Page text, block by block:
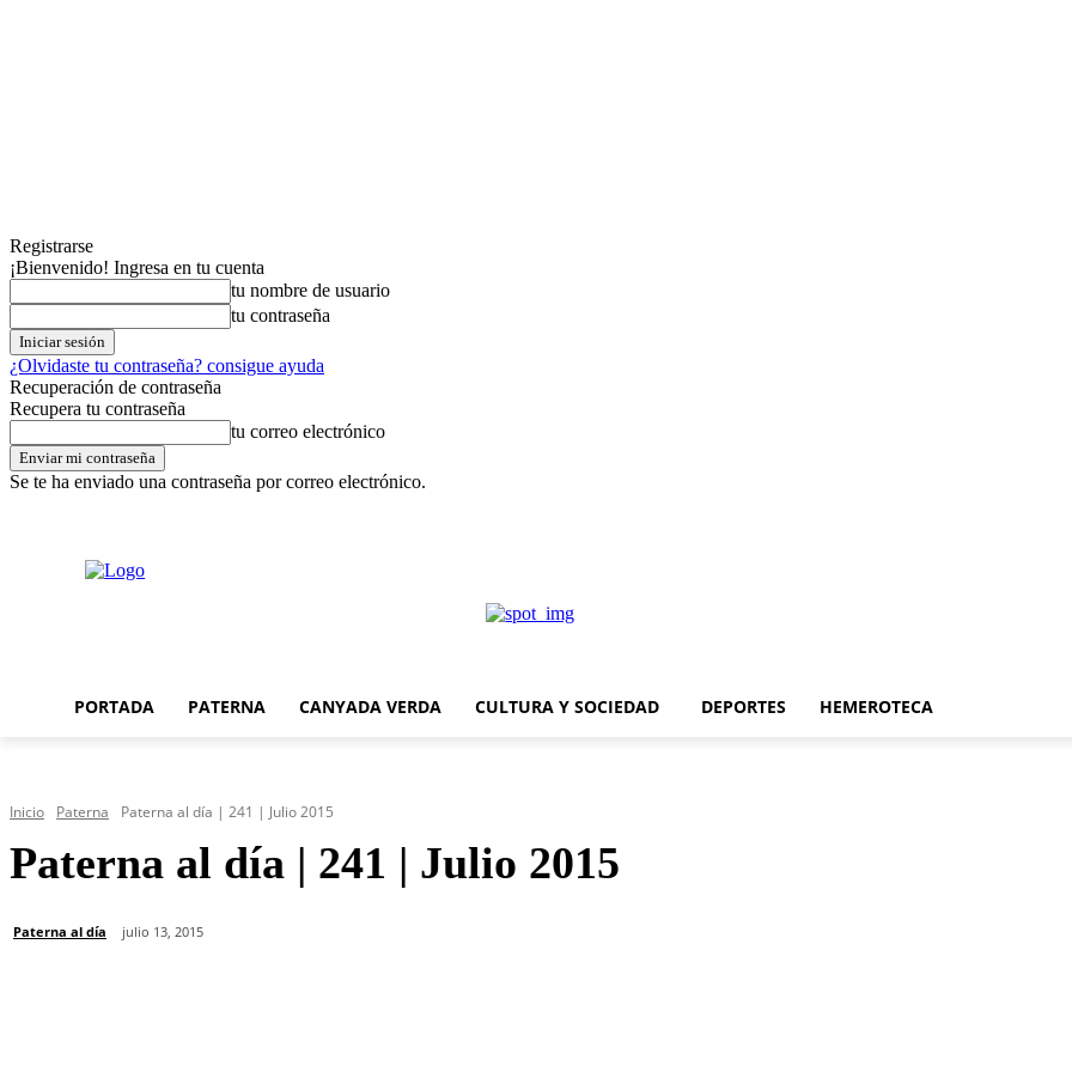
Registrarse
¡Bienvenido! Ingresa en tu cuenta
tu nombre de usuario
tu contraseña
¿Olvidaste tu contraseña? consigue ayuda
Recuperación de contraseña
Recupera tu contraseña
tu correo electrónico
Se te ha enviado una contraseña por correo electrónico.
PORTADA PATERNA CANYADA VERDA CULTURA Y SOCIEDAD DEPORTES HEMEROTECA
Inicio Paterna Paterna al día | 241 | Julio 2015
Paterna al día | 241 | Julio 2015
Paterna al día julio 13, 2015